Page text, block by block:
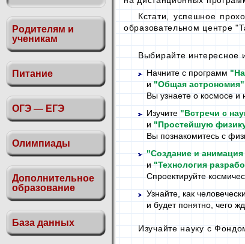
Родителям и
ученикам
Питание
ОГЭ — ЕГЭ
Олимпиады
Дополнительное
образование
База данных
Кстати, успешное
образовательном центре
Выбирайте интересное
Начните с программ
и "Общая астрономия"
Вы узнаете о космосе и
Изучите "Встречи с
и "Простейшую
Вы познакомитесь с
"Создание и
и "Технология
Спроектируйте
Узнайте, как
и будет понятно, чего
Изучайте науку с